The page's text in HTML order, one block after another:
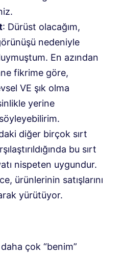
: Dürüst olacağım,
nedeniyle
En azından
fikrime göre,
VE şık olma
yerine
diğer birçok sırt
bu sırt
nispeten uygundur.
ürünlerinin satışlarını
yürütüyor.
çok “benim”